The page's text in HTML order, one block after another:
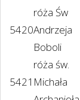
5420
róża Św
Andrzeja
Boboli
5421
róża św.
Michała